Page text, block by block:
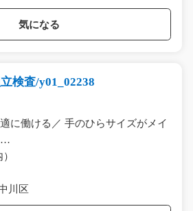
気になる
検査/y01_02238
に働ける／ 手のひらサイズがメイ
…
川区